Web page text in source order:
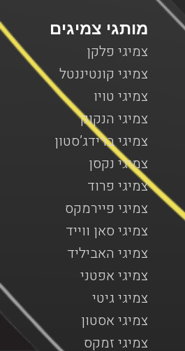
מותגי צמיגים
צמיגי פלקן
צמיגי קונטיננטל
צמיגי טויו
צמיגי הנקוק
צמיגי ברידג’סטון
צמיגי נקסן
צמיגי פרוד
צמיגי פיירמקס
צמיגי סאן ווייד
צמיגי האביליד
צמיגי אפטני
צמיגי גיטי
צמיגי אסטון
צמיגי זמקס